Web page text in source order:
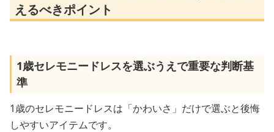
えるべきポイント
1歳セレモニードレスを選ぶうえで重要な判断基
準
1歳のセレモニードレスは「かわいさ」だけで選ぶと後悔
しやすいアイテムです。